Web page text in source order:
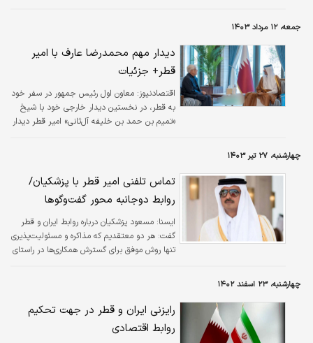
جمعه، ۱۲ مرداد ۱۴۰۳
دیدار مهم محمدرضا عارف با امیر
قطر+ جزئیات
اقتصادنیوز: معاون اول رئیس جمهور در سفر خود
به قطر، در نخستین دیدار خارجی خود با شیخ
«تمیم بن حمد بن خلیفه آل‌ثانی» امیر قطر دیدار
چهارشنبه، ۲۷ تیر ۱۴۰۳
تماس تلفنی امیر قطر با پزشکیان/
روابط دوجانبه محور گفت‌وگوها
ايسنا: مسعود پزشکیان درباره روابط ایران و قطر
گفت: هر دو معتقدیم که مذاکره و مسئولیت‌پذیری
تنها روش موفق برای گسترش همکاری‌ها در راستای
چهارشنبه، ۲۳ اسفند ۱۴۰۲
رایزنی ایران و قطر در جهت تحکیم
روابط اقتصادی